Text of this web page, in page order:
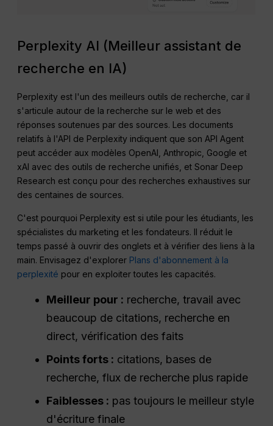
Perplexity AI (Meilleur assistant de
recherche en IA)
Perplexity est l'un des meilleurs outils de recherche, car il
s'articule autour de la recherche sur le web et des
réponses soutenues par des sources. Les documents
relatifs à l'API de Perplexity indiquent que son API Agent
peut accéder aux modèles OpenAI, Anthropic, Google et
xAI avec des outils de recherche unifiés, et Sonar Deep
Research est conçu pour des recherches exhaustives sur
des centaines de sources.
C'est pourquoi Perplexity est si utile pour les étudiants, les
spécialistes du marketing et les fondateurs. Il réduit le
temps passé à ouvrir des onglets et à vérifier des liens à la
main. Envisagez d'explorer Plans d'abonnement à la
perplexité pour en exploiter toutes les capacités.
Meilleur pour : recherche, travail avec
beaucoup de citations, recherche en
direct, vérification des faits
Points forts : citations, bases de
recherche, flux de recherche plus rapide
Faiblesses : pas toujours le meilleur style
d'écriture finale